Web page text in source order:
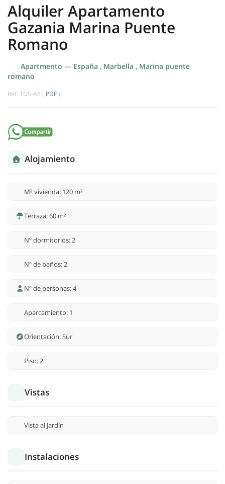
Alquiler Apartamento
Gazania Marina Puente
Romano
Apartmento — España , Marbella , Marina puente
romano
Ref: TGS-A6 ( PDF )
Alojamiento
M² vivienda: 120 m²
Terraza: 60 m²
Nº dormitorios: 2
Nº de baños: 2
Nº de personas: 4
Aparcamiento: 1
Orientación: Sur
Piso: 2
Vistas
Vista al Jardín
Instalaciones